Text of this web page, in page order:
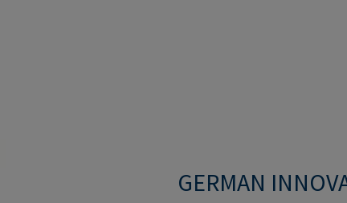
GERMAN